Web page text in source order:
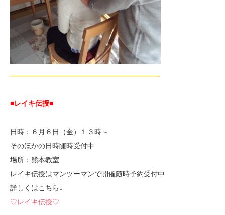
—————————————————————-
■レイキ伝授■
日時：６月６日（金）１３時～
そのほかの日時随時受付中
場所：熊本教室
レイキ伝授はマンツーマンで開催随時予約受付中
詳しくはこちら↓
♡レイキ伝授♡